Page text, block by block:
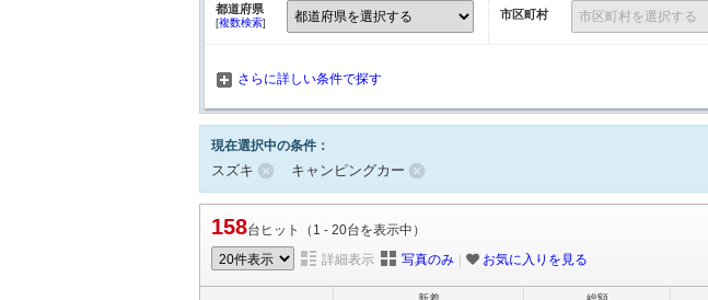
都道府県
[複数検索]
市区町村
さらに詳しい条件で探す
現在選択中の条件：
スズキ キャンピングカー
158台ヒット（1 - 20台を表示中）
詳細表示 写真のみ ｜ お気に入りを見る